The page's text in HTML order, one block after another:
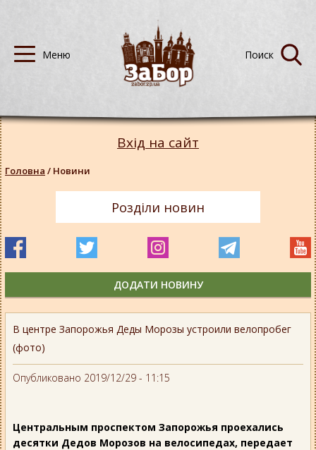
В центре Запорожья Деды Морозы устроили велопробег
(фото)
Опубликовано 2019/12/29 - 11:15
Центральным проспектом Запорожья проехались
десятки Дедов Морозов на велосипедах, передает
Вхід на сайт
Головна / Новини
Розділи новин
ДОДАТИ НОВИНУ